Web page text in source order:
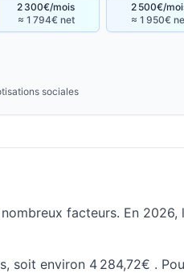
2 300€/mois
≈ 1 794€ net
2 500€/
≈ 1 950€
sociales
facteurs. En 2026,
soit environ 4 284,72€ .